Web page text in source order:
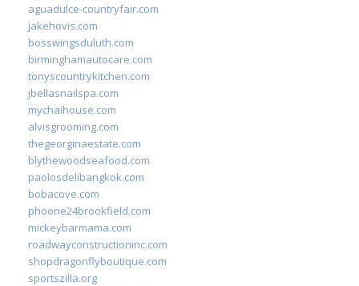
aguadulce-countryfair.com
jakehovis.com
bosswingsduluth.com
birminghamautocare.com
tonyscountrykitchen.com
jbellasnailspa.com
mychaihouse.com
alvisgrooming.com
thegeorginaestate.com
blythewoodseafood.com
paolosdelibangkok.com
bobacove.com
phoone24brookfield.com
mickeybarmama.com
roadwayconstructioninc.com
shopdragonflyboutique.com
sportszilla.org